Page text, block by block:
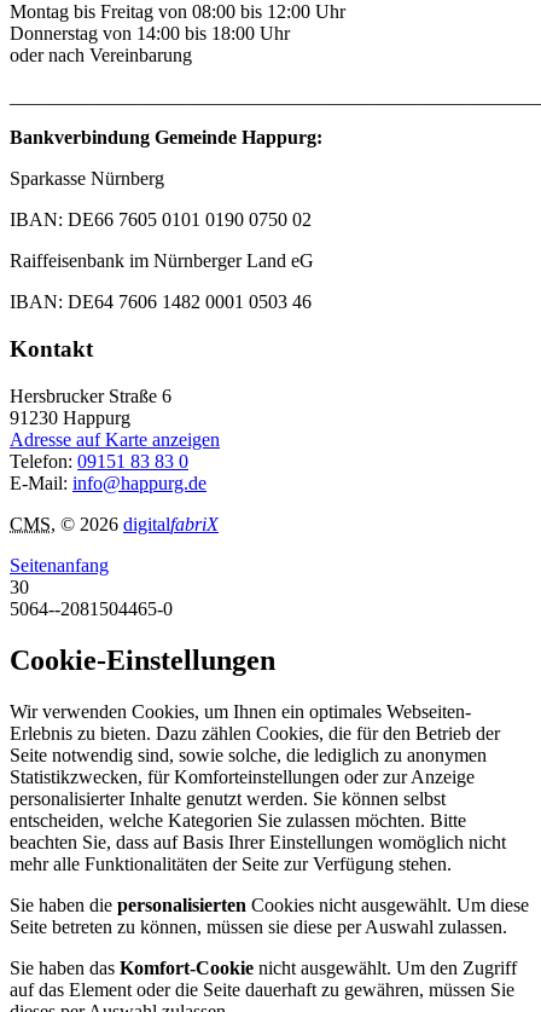
Montag bis Freitag von 08:00 bis 12:00 Uhr
Donnerstag von 14:00 bis 18:00 Uhr
oder nach Vereinbarung
Bankverbindung Gemeinde Happurg:
Sparkasse Nürnberg
IBAN: DE66 7605 0101 0190 0750 02
Raiffeisenbank im Nürnberger Land eG
IBAN: DE64 7606 1482 0001 0503 46
Kontakt
Hersbrucker Straße 6
91230 Happurg
Adresse auf Karte anzeigen
Telefon: 09151 83 83 0
E-Mail: info@happurg.de
CMS, © 2026 digitalfabriX
Seitenanfang
30
5064--2081504465-0
Cookie-Einstellungen
Wir verwenden Cookies, um Ihnen ein optimales Webseiten-
Erlebnis zu bieten. Dazu zählen Cookies, die für den Betrieb der
Seite notwendig sind, sowie solche, die lediglich zu anonymen
Statistikzwecken, für Komforteinstellungen oder zur Anzeige
personalisierter Inhalte genutzt werden. Sie können selbst
entscheiden, welche Kategorien Sie zulassen möchten. Bitte
beachten Sie, dass auf Basis Ihrer Einstellungen womöglich nicht
mehr alle Funktionalitäten der Seite zur Verfügung stehen.
Sie haben die personalisierten Cookies nicht ausgewählt. Um diese
Seite betreten zu können, müssen sie diese per Auswahl zulassen.
Sie haben das Komfort-Cookie nicht ausgewählt. Um den Zugriff
auf das Element oder die Seite dauerhaft zu gewähren, müssen Sie